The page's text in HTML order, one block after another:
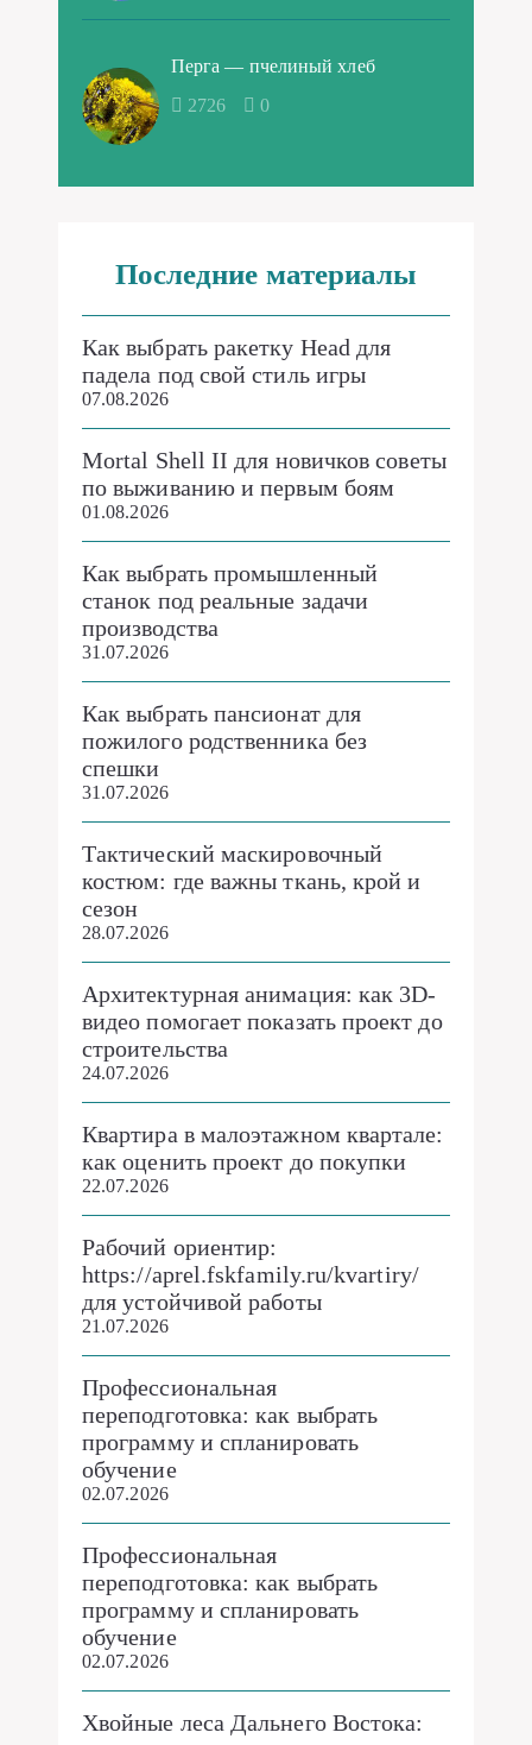
Перга — пчелиный хлеб
2726
0
Последние материалы
Как выбрать ракетку Head для
падела под свой стиль игры
07.08.2026
Mortal Shell II для новичков советы
по выживанию и первым боям
01.08.2026
Как выбрать промышленный
станок под реальные задачи
производства
31.07.2026
Как выбрать пансионат для
пожилого родственника без
спешки
31.07.2026
Тактический маскировочный
костюм: где важны ткань, крой и
сезон
28.07.2026
Архитектурная анимация: как 3D-
видео помогает показать проект до
строительства
24.07.2026
Квартира в малоэтажном квартале:
как оценить проект до покупки
22.07.2026
Рабочий ориентир:
https://aprel.fskfamily.ru/kvartiry/
для устойчивой работы
21.07.2026
Профессиональная
переподготовка: как выбрать
программу и спланировать
обучение
02.07.2026
Профессиональная
переподготовка: как выбрать
программу и спланировать
обучение
02.07.2026
Хвойные леса Дальнего Востока: